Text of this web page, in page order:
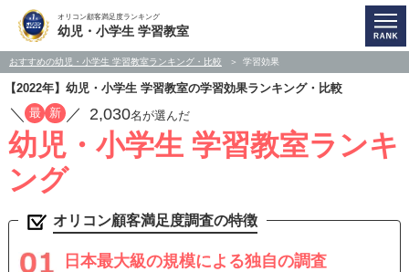
オリコン顧客満足度ランキング
幼児・小学生 学習教室
おすすめの幼児・小学生 学習教室ランキング・比較 学習効果
【2022年】幼児・小学生 学習教室の学習効果ランキング・比較
／ 最 新 ／ 2,030名が選んだ
幼児・小学生 学習教室ランキ
ング
オリコン顧客満足度調査の特徴
日本最大級の規模による独自の調査